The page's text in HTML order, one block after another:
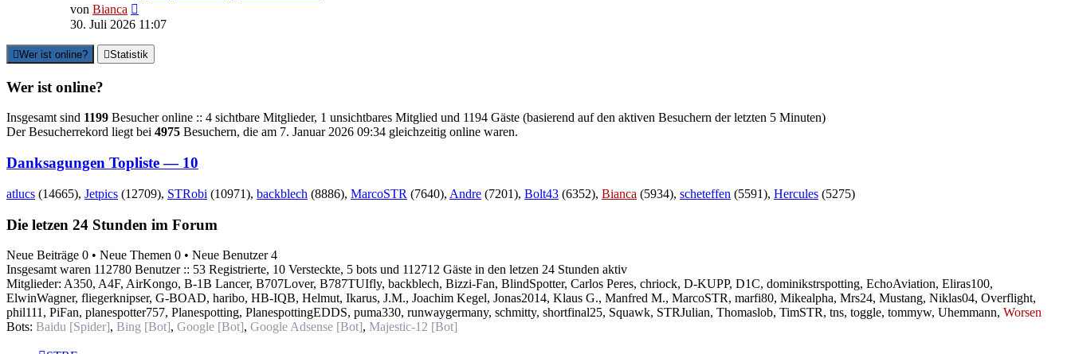
von Bianca
Beitrag
30. Juli 2026 11:07
Wer ist online? Statistik
Wer ist online?
Insgesamt sind 1199 Besucher online :: 4 sichtbare Mitglieder, 1 unsichtbares Mitglied und 1194 Gäste (basierend auf den aktiven Besuchern der letzten 5 Minuten)
Der Besucherrekord liegt bei 4975 Besuchern, die am 7. Januar 2026 09:34 gleichzeitig online waren.
Danksagungen Topliste — 10
atlucs (14665), Jetpics (12709), STRobi (10971), backblech (8886), MarcoSTR (7640), Andre (7201), Bolt43 (6352), Bianca (5934), scheteffen (5591), Hercules (5275)
Die letzen 24 Stunden im Forum
Neue Beiträge 0 • Neue Themen 0 • Neue Benutzer 4
Insgesamt waren 112780 Benutzer :: 53 Registrierte, 10 Versteckte, 5 bots und 112712 Gäste in den letzen 24 Stunden aktiv
Mitglieder: A350, A4F, AirKongo, B-1B Lancer, B707Lover, B787TUIfly, backblech, Bizzi-Fan, BlindSpotter, Carlos Peres, chriock, D-KUPP, D1C, dominikstrspotting, EchoAviation, Eliras100,
ElwinWagner, fliegerknipser, G-BOAD, haribo, HB-IQB, Helmut, Ikarus, J.M., Joachim Kegel, Jonas2014, Klaus G., Manfred M., MarcoSTR, marfi80, Mikealpha, Mrs24, Mustang, Niklas04, Overflight,
phil111 , PiFan, planespotter757, Planespotting, PlanespottingEDDS, puma330, runwaygermany, schmitty, shortfinal25, Squawk, STRJulian, Thomaslob, TimSTR, tns, toggle, tommyw, Uhemmann, Worsen
Bots: Baidu [Spider], Bing [Bot], Google [Bot], Google Adsense [Bot], Majestic-12 [Bot]